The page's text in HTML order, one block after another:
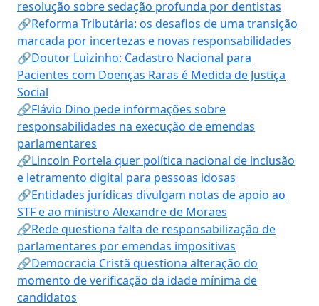
resolução sobre sedação profunda por dentistas
🔗Reforma Tributária: os desafios de uma transição
marcada por incertezas e novas responsabilidades
🔗Doutor Luizinho: Cadastro Nacional para
Pacientes com Doenças Raras é Medida de Justiça
Social
🔗Flávio Dino pede informações sobre
responsabilidades na execução de emendas
parlamentares
🔗Lincoln Portela quer política nacional de inclusão
e letramento digital para pessoas idosas
🔗Entidades jurídicas divulgam notas de apoio ao
STF e ao ministro Alexandre de Moraes
🔗Rede questiona falta de responsabilização de
parlamentares por emendas impositivas
🔗Democracia Cristã questiona alteração do
momento de verificação da idade mínima de
candidatos